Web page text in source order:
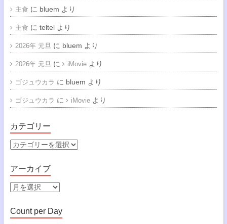
主食 に bluem より
主食 に teltelより
2026年 元旦 に bluem より
2026年 元旦 に iMovieより
ゴジュウカラ に bluem より
ゴジュウカラ に iMovieより
カテゴリー
カ
ゴ
リ
ー
アーカイブ
ア
カ
イ
Count per Day